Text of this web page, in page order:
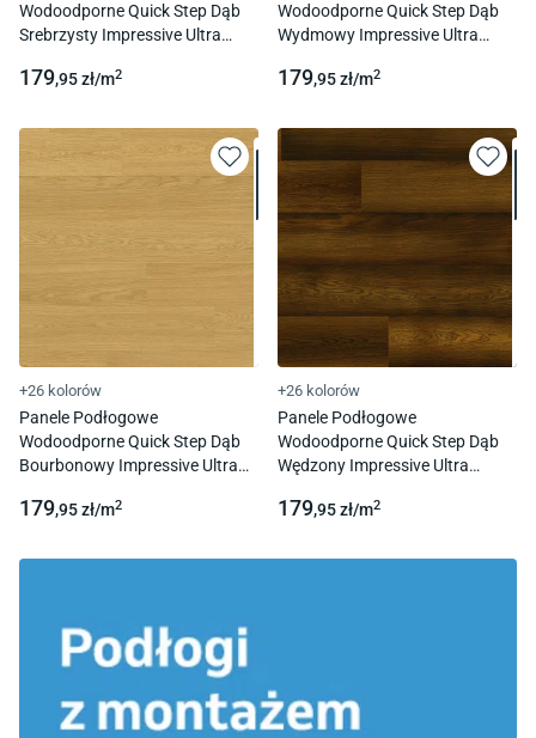
Wodoodporne Quick Step Dąb
Srebrzysty Impressive Ultra
Fuga
179,95zł/m2
Wodoodporne Quick Step Dąb
Wydmowy Impressive Ultra
Fuga
179,95zł/m2
+26 kolorów
Panele Podłogowe
Wodoodporne Quick Step Dąb
Bourbonowy Impressive Ultra
Fuga
179,95zł/m2
+26 kolorów
Panele Podłogowe
Wodoodporne Quick Step Dąb
Wędzony Impressive Ultra
Fuga
179,95zł/m2